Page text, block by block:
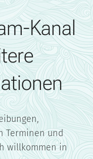
Kanal
Terminen und
willkommen in